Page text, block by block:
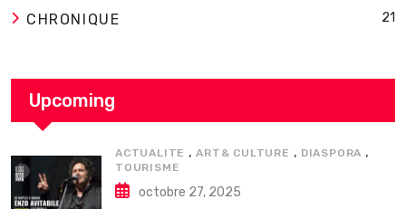
CHRONIQUE 21
Upcoming
ACTUALITE ,ART& CULTURE , DIASPORA ,
TOURISME
octobre 27, 2025